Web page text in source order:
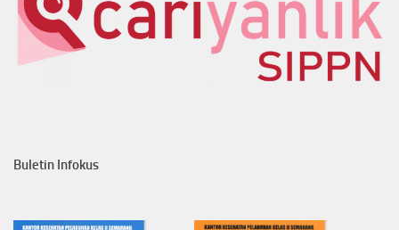
Buletin Infokus